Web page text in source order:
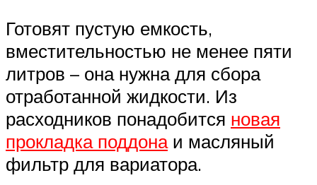
Готовят пустую емкость,
вместительностью не менее пяти
литров – она нужна для сбора
отработанной жидкости. Из
расходников понадобится новая
прокладка поддонаи масляный
фильтр для вариатора.